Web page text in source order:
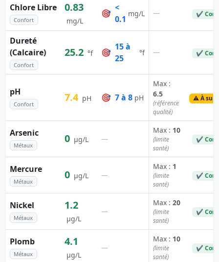
Chlore Libre
Confort
0.83
mg/L
🎯
<
0.1
mg/L — ✔
Dureté
(Calcaire)
Confort
25.2 °f 🎯
15 à
25
°f — ✔
pH
Confort
7.4 pH 🎯 7 à 8 pH
Max :
6.5
(référence
qualité)
⚠️ À
Arsenic
Métaux
0 µg/L —
Max : 10
(limite
santé)
✔
Mercure
Métaux
0 µg/L —
Max : 1
(limite
santé)
✔
Nickel
Métaux
1.2
µg/L
—
Max : 20
(limite
santé)
✔
Plomb
Métaux
4.1
µg/L
—
Max : 10
(limite
santé)
✔